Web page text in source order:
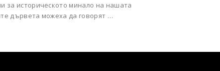
за историческото минало на нашата
дървета можеха да говорят …